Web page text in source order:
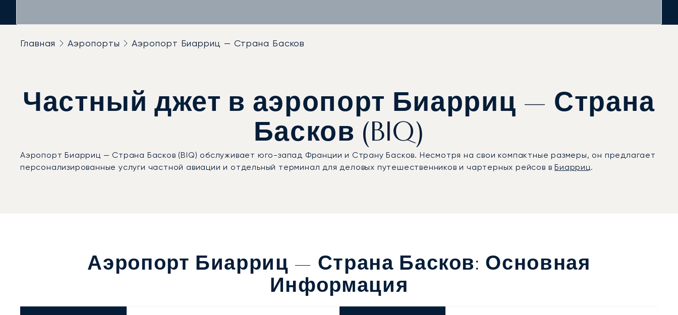
Главная Аэропорты Аэропорт Биарриц — Страна Басков
Частный джет в аэропорт Биарриц — Страна
Басков (BIQ)
Аэропорт Биарриц — Страна Басков (BIQ) обслуживает юго-запад Франции и Страну Басков. Несмотря на свои компактные размеры, он предлагает
персонализированные услуги частной авиации и отдельный терминал для деловых путешественников и чартерных рейсов вБиарриц.
Аэропорт Биарриц — Страна Басков: Основная
Информация